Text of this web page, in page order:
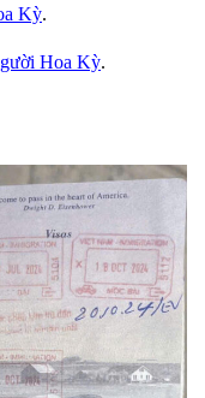
Kỳ.
Hoa Kỳ.